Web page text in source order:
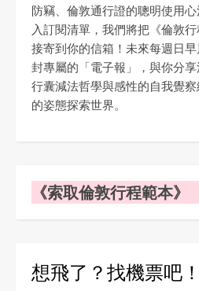
防竊、倫敦通行證的聰明使用
入訂閱清單，我們將把《倫敦
接寄到你的信箱！未來每週日
封專屬的「電子報」，與你分享
行囊減法哲學與感性的自我覺
的姿態探索世界。
《索取倫敦行程範本》
想飛了？找機票吧！